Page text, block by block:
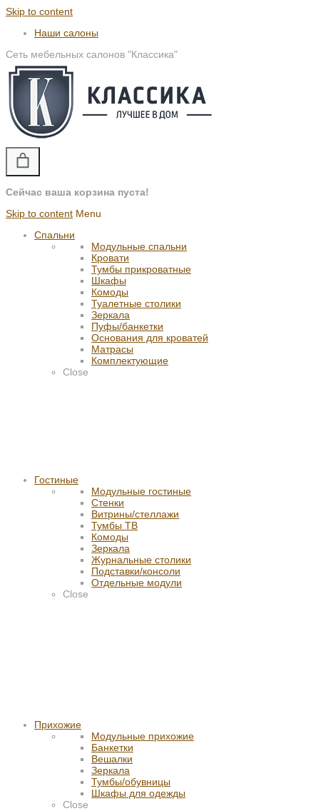
Skip to content
Наши салоны
Сеть мебельных салонов "Классика"
Сейчас ваша корзина пуста!
Skip to content Menu
Спальни
Модульные спальни
Кровати
Тумбы прикроватные
Шкафы
Комоды
Туалетные столики
Зеркала
Пуфы/банкетки
Основания для кроватей
Матрасы
Комплектующие
Close
Гостиные
Модульные гостиные
Стенки
Витрины/стеллажи
Тумбы ТВ
Комоды
Зеркала
Журнальные столики
Подставки/консоли
Отдельные модули
Close
Прихожие
Модульные прихожие
Банкетки
Вешалки
Зеркала
Тумбы/обувницы
Шкафы для одежды
Close